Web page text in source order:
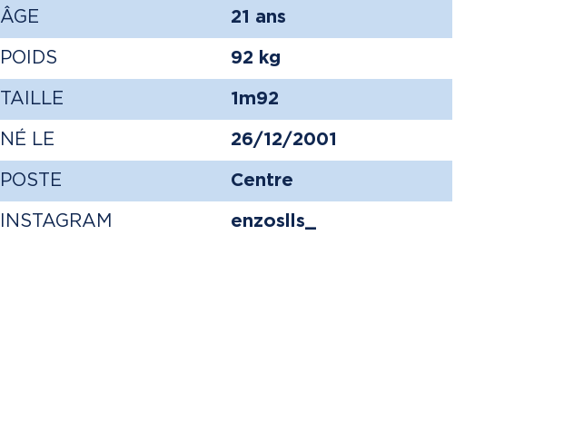
ÂGE
21 ans
POIDS
92 kg
TAILLE
1m92
NÉ LE
26/12/2001
POSTE
Centre
INSTAGRAM
enzoslls_